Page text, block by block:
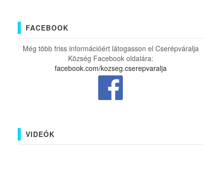
FACEBOOK
Még több friss információért látogasson el Cserépváralja
Község Facebook oldalára:
facebook.com/kozseg.cserepvaralja
VIDEÓK